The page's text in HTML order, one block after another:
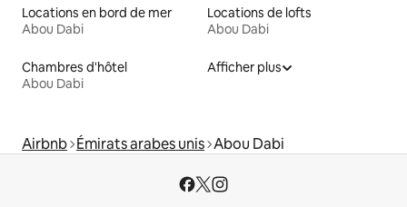
Locations en bord de mer
Abou Dabi
Locations de lofts
Abou Dabi
Chambres d'hôtel
Abou Dabi
Afficher plus
Airbnb Émirats arabes unis Abou Dabi